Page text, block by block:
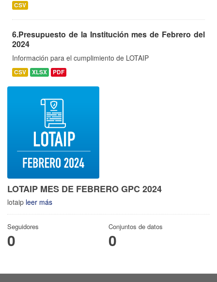
CSV
6.Presupuesto de la Institución mes de Febrero del
2024
Información para el cumplimiento de LOTAIP
CSV XLSX PDF
LOTAIP MES DE FEBRERO GPC 2024
lotaip leer más
Seguidores
0
Conjuntos de datos
0